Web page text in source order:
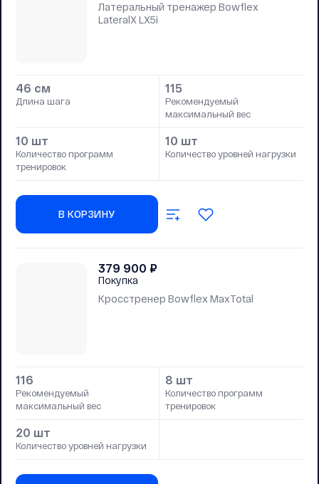
Латеральный тренажер Bowflex
LateralX LX5i
46 см
Длина шага
115
Рекомендуемый
максимальный вес
10 шт
Количество программ
тренировок
10 шт
Количество уровней нагрузки
В КОРЗИНУ
379 900 ₽
Покупка
Кросстренер Bowflex MaxTotal
116
Рекомендуемый
максимальный вес
8 шт
Количество программ
тренировок
20 шт
Количество уровней нагрузки